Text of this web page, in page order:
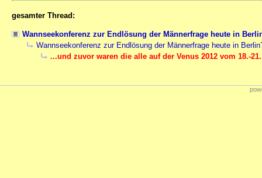
gesamter Thread:
Wannseekonferenz zur Endlösung der Männerfrage heute in
Wannseekonferenz zur Endlösung der Männerfrage heute in
...und zuvor waren die alle auf der Venus 2012 vom 18.-